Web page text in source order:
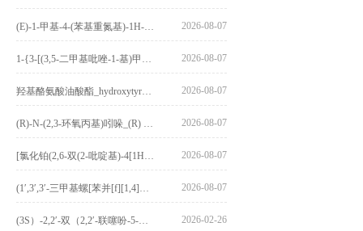
2026-08-07
2026-08-07
2026-08-07
2026-08-07
2026-08-07
2026-08-07
2026-02-26